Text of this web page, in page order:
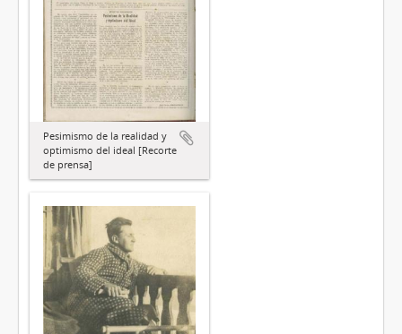
Pesimismo de la realidad y
optimismo del ideal [Recorte
de prensa]